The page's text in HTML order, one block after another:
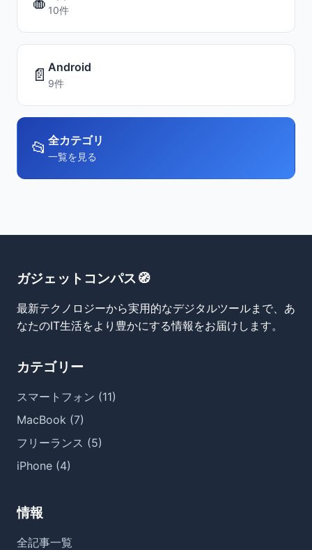
10件
📄 Android
9件
📂 全カテゴリ
一覧を見る
ガジェットコンパス🧭
最新テクノロジーから実用的なデジタルツールまで、あ
なたのIT生活をより豊かにする情報をお届けします。
カテゴリー
スマートフォン (11)
MacBook (7)
フリーランス (5)
iPhone (4)
情報
全記事一覧